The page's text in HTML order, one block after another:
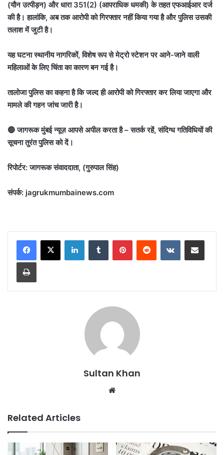
(यौन उत्पीड़न) और धारा 351(2) (आपराधिक धमकी) के तहत एफआईआर दर्ज
की है। हालांकि, अब तक आरोपी को गिरफ्तार नहीं किया गया है और पुलिस उसकी
तलाश में जुटी है।
यह घटना स्थानीय नागरिकों, विशेष रूप से मेट्रो स्टेशन पर आने-जाने वाली
महिलाओं के लिए चिंता का कारण बन गई है।
तालोजा पुलिस का कहना है कि जल्द ही आरोपी को गिरफ्तार कर लिया जाएगा और
मामले की गहन जांच जारी है।
🔴 जागरूक मुंबई न्यूज़ आपसे अपील करता है – सतर्क रहें, संदिग्ध गतिविधियों की
सूचना तुरंत पुलिस को दें।
रिपोर्टर: जागरूक संवाददाता, (गुरुपाल सिंह)
संपर्क: jagrukmumbainews.com
Sultan Khan
Related Articles